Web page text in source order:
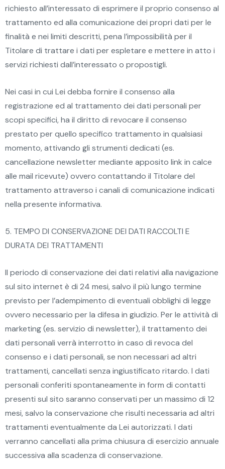
richiesto all’interessato di esprimere il proprio consenso al
trattamento ed alla comunicazione dei propri dati per le
finalità e nei limiti descritti, pena l’impossibilità per il
Titolare di trattare i dati per espletare e mettere in atto i
servizi richiesti dall’interessato o propostigli.
Nei casi in cui Lei debba fornire il consenso alla
registrazione ed al trattamento dei dati personali per
scopi specifici, ha il diritto di revocare il consenso
prestato per quello specifico trattamento in qualsiasi
momento, attivando gli strumenti dedicati (es.
cancellazione newsletter mediante apposito link in calce
alle mail ricevute) ovvero contattando il Titolare del
trattamento attraverso i canali di comunicazione indicati
nella presente informativa.
5. TEMPO DI CONSERVAZIONE DEI DATI RACCOLTI E
DURATA DEI TRATTAMENTI
Il periodo di conservazione dei dati relativi alla navigazione
sul sito internet è di 24 mesi, salvo il più lungo termine
previsto per l’adempimento di eventuali obblighi di legge
ovvero necessario per la difesa in giudizio. Per le attività di
marketing (es. servizio di newsletter), il trattamento dei
dati personali verrà interrotto in caso di revoca del
consenso e i dati personali, se non necessari ad altri
trattamenti, cancellati senza ingiustificato ritardo. I dati
personali conferiti spontaneamente in form di contatti
presenti sul sito saranno conservati per un massimo di 12
mesi, salvo la conservazione che risulti necessaria ad altri
trattamenti eventualmente da Lei autorizzati. I dati
verranno cancellati alla prima chiusura di esercizio annuale
successiva alla scadenza di conservazione.